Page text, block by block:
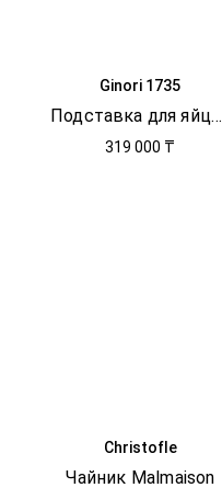
Ginori 1735
Подставка для яйца Oro di Doccia
319 000 ₸
Christofle
Чайник Malmaison